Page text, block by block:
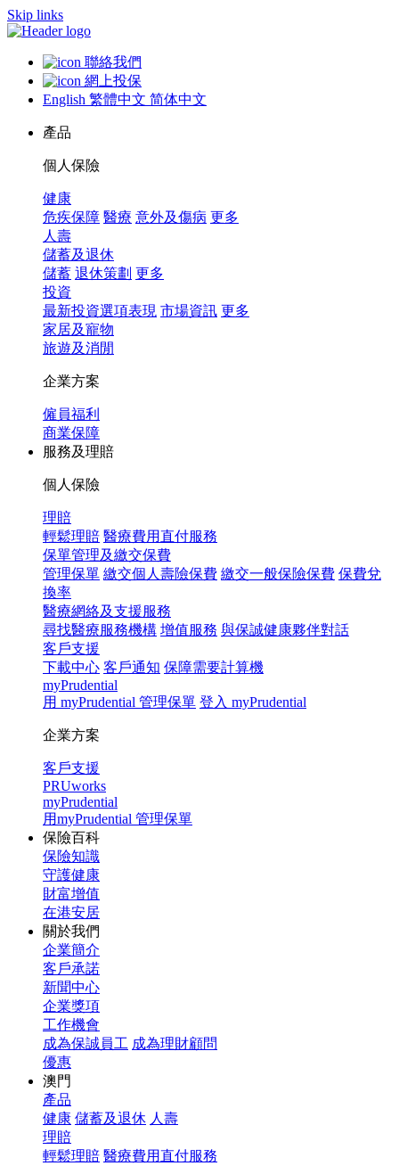
Skip links
聯絡我們
網上投保
English 繁體中文 简体中文
產品
個人保險
健康
危疾保障 醫療 意外及傷病 更多
人壽
儲蓄及退休
儲蓄 退休策劃 更多
投資
最新投資選項表現 市場資訊 更多
家居及寵物
旅遊及消閒
企業方案
僱員福利
商業保障
服務及理賠
個人保險
理賠
輕鬆理賠 醫療費用直付服務
保單管理及繳交保費
管理保單 繳交個人壽險保費 繳交一般保險保費 保費兌
換率
醫療網絡及支援服務
尋找醫療服務機構 增值服務 與保誠健康夥伴對話
客戶支援
下載中心 客戶通知 保障需要計算機
myPrudential
用 myPrudential 管理保單 登入 myPrudential
企業方案
客戶支援
PRUworks
myPrudential
用myPrudential 管理保單
保險百科
保險知識
守護健康
財富增值
在港安居
關於我們
企業簡介
客戶承諾
新聞中心
企業獎項
工作機會
成為保誠員工 成為理財顧問
優惠
澳門
產品
健康 儲蓄及退休 人壽
理賠
輕鬆理賠 醫療費用直付服務